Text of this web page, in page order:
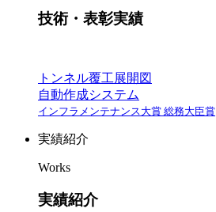
技術・表彰実績
トンネル覆工展開図
自動作成システム
インフラメンテナンス大賞 総務大臣賞
実績紹介
Works
実績紹介